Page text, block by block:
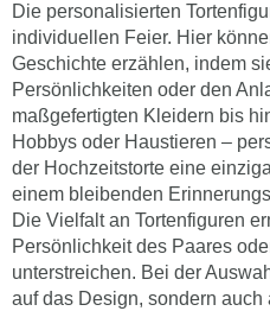
Die personalisierten
individuellen Feier. Hier
Geschichte erzählen, indem
Persönlichkeiten oder den
maßgefertigten Kleidern bis
Hobbys oder Haustieren –
der Hochzeitstorte eine
einem bleibenden
Die Vielfalt an Tortenfiguren
Persönlichkeit des Paares
unterstreichen. Bei der
auf das Design, sondern auch